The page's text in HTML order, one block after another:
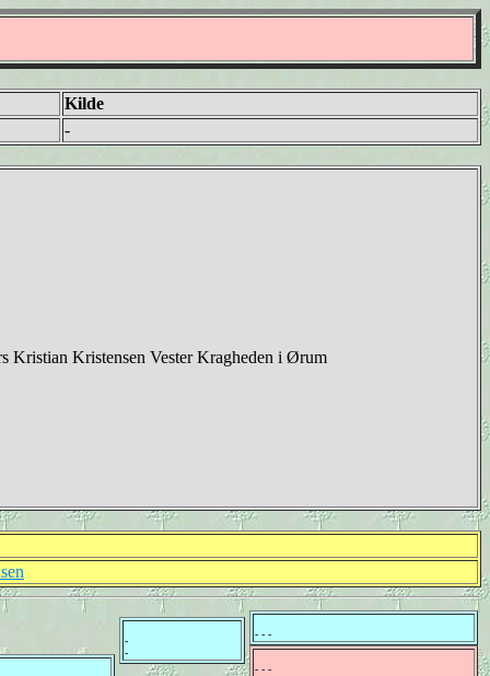
Kilde
-
Kristian Kristensen Vester Kragheden i Ørum
-
-
- - -
- - -